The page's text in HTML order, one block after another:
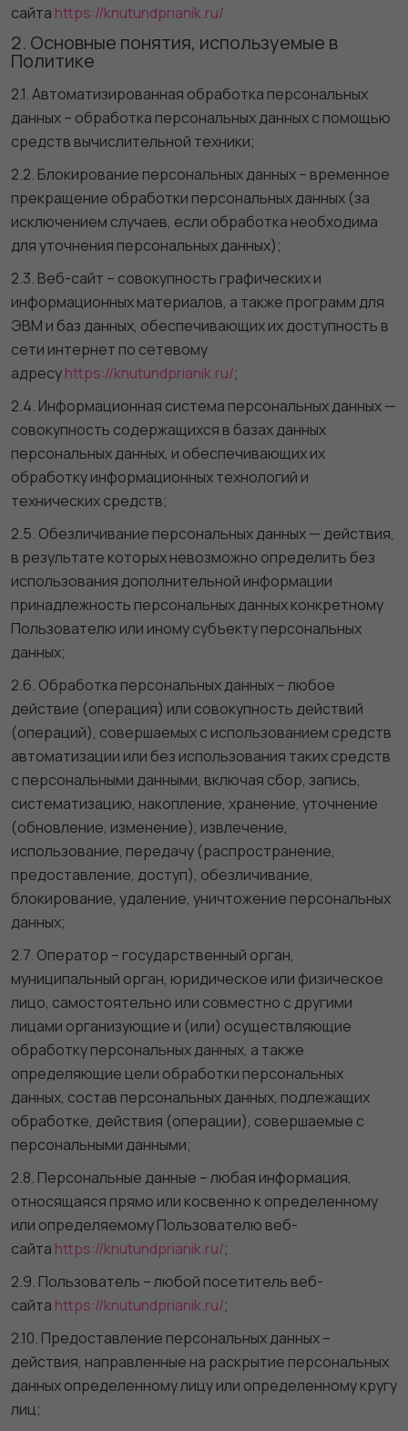
сайта https://knutundprianik.ru/
2. Основные понятия, используемые в
Политике
2.1. Автоматизированная обработка персональных
данных – обработка персональных данных с помощью
средств вычислительной техники;
2.2. Блокирование персональных данных – временное
прекращение обработки персональных данных (за
исключением случаев, если обработка необходима
для уточнения персональных данных);
2.3. Веб-сайт – совокупность графических и
информационных материалов, а также программ для
ЭВМ и баз данных, обеспечивающих их доступность в
сети интернет по сетевому
адресуhttps://knutundprianik.ru/;
2.4. Информационная система персональных данных —
совокупность содержащихся в базах данных
персональных данных, и обеспечивающих их
обработку информационных технологий и
технических средств;
2.5. Обезличивание персональных данных — действия,
в результате которых невозможно определить без
использования дополнительной информации
принадлежность персональных данных конкретному
Пользователю или иному субъекту персональных
данных;
2.6. Обработка персональных данных – любое
действие (операция) или совокупность действий
(операций), совершаемых с использованием средств
автоматизации или без использования таких средств
с персональными данными, включая сбор, запись,
систематизацию, накопление, хранение, уточнение
(обновление, изменение), извлечение,
использование, передачу (распространение,
предоставление, доступ), обезличивание,
блокирование, удаление, уничтожение персональных
данных;
2.7. Оператор – государственный орган,
муниципальный орган, юридическое или физическое
лицо, самостоятельно или совместно с другими
лицами организующие и (или) осуществляющие
обработку персональных данных, а также
определяющие цели обработки персональных
данных, состав персональных данных, подлежащих
обработке, действия (операции), совершаемые с
персональными данными;
2.8. Персональные данные – любая информация,
относящаяся прямо или косвенно к определенному
или определяемому Пользователю веб-
сайта https://knutundprianik.ru/;
2.9. Пользователь – любой посетитель веб-
сайта https://knutundprianik.ru/;
2.10. Предоставление персональных данных –
действия, направленные на раскрытие персональных
данных определенному лицу или определенному кругу
лиц;